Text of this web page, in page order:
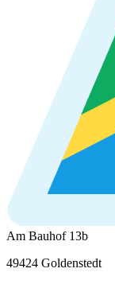
Am Bauhof 13b
49424 Goldenstedt